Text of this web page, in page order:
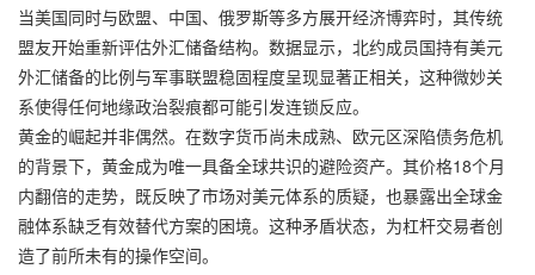
当美国同时与欧盟、中国、俄罗斯等多方展开经济博弈时，其传统
盟友开始重新评估外汇储备结构。数据显示，北约成员国持有美元
外汇储备的比例与军事联盟稳固程度呈现显著正相关，这种微妙关
系使得任何地缘政治裂痕都可能引发连锁反应。
黄金的崛起并非偶然。在数字货币尚未成熟、欧元区深陷债务危机
的背景下，黄金成为唯一具备全球共识的避险资产。其价格18个月
内翻倍的走势，既反映了市场对美元体系的质疑，也暴露出全球金
融体系缺乏有效替代方案的困境。这种矛盾状态，为杠杆交易者创
造了前所未有的操作空间。